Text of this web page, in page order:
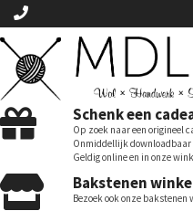
Schenk een
Op zoek naar een origineel
Onmiddellijk downloadbaar
Geldig online en in onze
Bakstenen
Bezoek ook onze bakstenen